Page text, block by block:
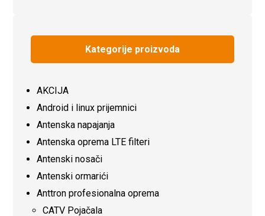
Kategorije proizvoda
AKCIJA
Android i linux prijemnici
Antenska napajanja
Antenska oprema LTE filteri
Antenski nosači
Antenski ormarići
Anttron profesionalna oprema
CATV Pojačala